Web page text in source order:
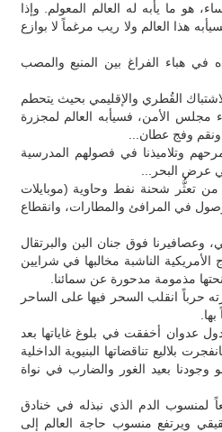
هو ما يأبه له العالم المعولم. وإذا
هذا العالم ولا ريب مرغماً لا بوازع
هباء الفراغ بين المنبع والمصب
القُطري والإقليمي بحيث يتحطم
مجلس الأمن، فسيأبه العالم لمجزرة
ونقم وفج عطان...
وتلاميذنا في فصولهم المدرسية
عرض البحر...
تعثُّر شحنة نفط وحاوية (موبايلات
في المرافئ والمطارات، وانقطاع
وعصافيرنا فوق جنان البن والبرتقال
الناشبة مخالبها في شرايين
حرباً انقلب السحر فيها على الساحر
عدوان أخفقت في بلوغ غاياتها بعد
بلاليع تناقضاتها البنيوية الداخلية
وجودنا بعيد الغور والضارب في نواة
لمنسوب الدم الذي نبذله في خنادق
ويرتفع منسوب حاجة العالم إلى